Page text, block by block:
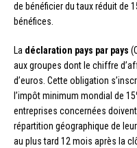
de bénéficier du taux réduit de
bénéfices.
La déclaration pays par pays
aux groupes dont le chiffre
d’euros. Cette obligation
l’impôt minimum mondial de
entreprises concernées
répartition géographique de
au plus tard 12 mois après la